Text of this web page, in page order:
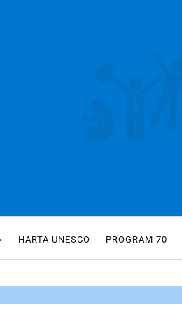
HARTA UNESCO PROGRAM 70